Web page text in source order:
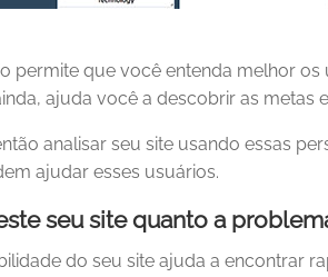
permite que você entenda melhor
ajuda você a descobrir as metas
analisar seu site usando essas
ajudar esses usuários.
seu site quanto a
do seu site ajuda a encontrar